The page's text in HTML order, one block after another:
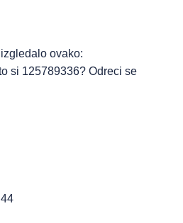
ovako:
si 125789336? Odreci se